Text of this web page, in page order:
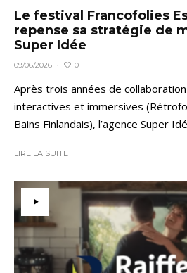
Le festival Francofolies
repense sa stratégie de
Super Idée
09/06/2026 · 0
Après trois années de
interactives et immersives
Bains Finlandais), l’agence Super
LIRE LA SUITE